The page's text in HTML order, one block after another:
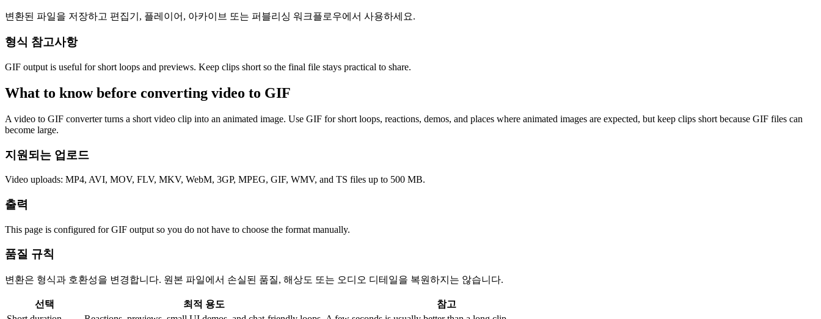
변환된 파일을 저장하고 편집기, 플레이어, 아카이브 또는 퍼블리싱 워크플로우에서 사용하세요.
형식 참고사항
GIF output is useful for short loops and previews. Keep clips short so the final file stays practical to share.
What to know before converting video to GIF
A video to GIF converter turns a short video clip into an animated image. Use GIF for short loops, reactions, demos, and places where animated images are expected, but keep clips short because GIF files can
become large.
지원되는 업로드
Video uploads: MP4, AVI, MOV, FLV, MKV, WebM, 3GP, MPEG, GIF, WMV, and TS files up to 500 MB.
출력
This page is configured for GIF output so you do not have to choose the format manually.
품질 규칙
변환은 형식과 호환성을 변경합니다. 원본 파일에서 손실된 품질, 해상도 또는 오디오 디테일을 복원하지는 않습니다.
선택 최적 용도
참고